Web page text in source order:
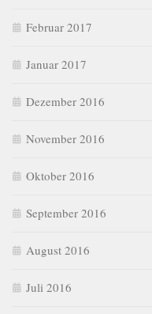
Februar 2017
Januar 2017
Dezember 2016
November 2016
Oktober 2016
September 2016
August 2016
Juli 2016